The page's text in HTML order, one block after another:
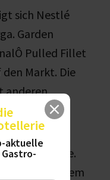
sich Nestlé
Garden
Pulled Fillet
Markt. Die
anderen
Neuprodukte.
auf dem
aktuelle